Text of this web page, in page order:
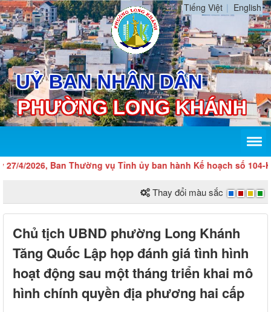
Tiếng Việt English
4/2026, Ban Thường vụ Tỉnh ủy ban hành Kế hoạch số 104-
Thay đổi màu sắc
Chủ tịch UBND phường Long Khánh
Tăng Quốc Lập họp đánh giá tình hình
hoạt động sau một tháng triển khai mô
hình chính quyền địa phương hai cấp